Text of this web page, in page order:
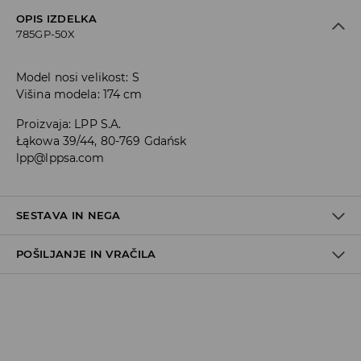
OPIS IZDELKA
785GP-50X
Model nosi velikost: S
Višina modela: 174 cm
Proizvaja: LPP S.A.
Łąkowa 39/44, 80-769 Gdańsk
lpp@lppsa.com
SESTAVA IN NEGA
95% POLIESTER, 5% ELASTAN
POŠILJANJE IN VRAČILA